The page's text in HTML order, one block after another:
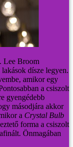
Lee Broom
dísze legyen.
amikor egy
a csiszolt
gyengédebb
másodjára akkor
a Crystal Bulb
forma a csiszolt
Önmagában